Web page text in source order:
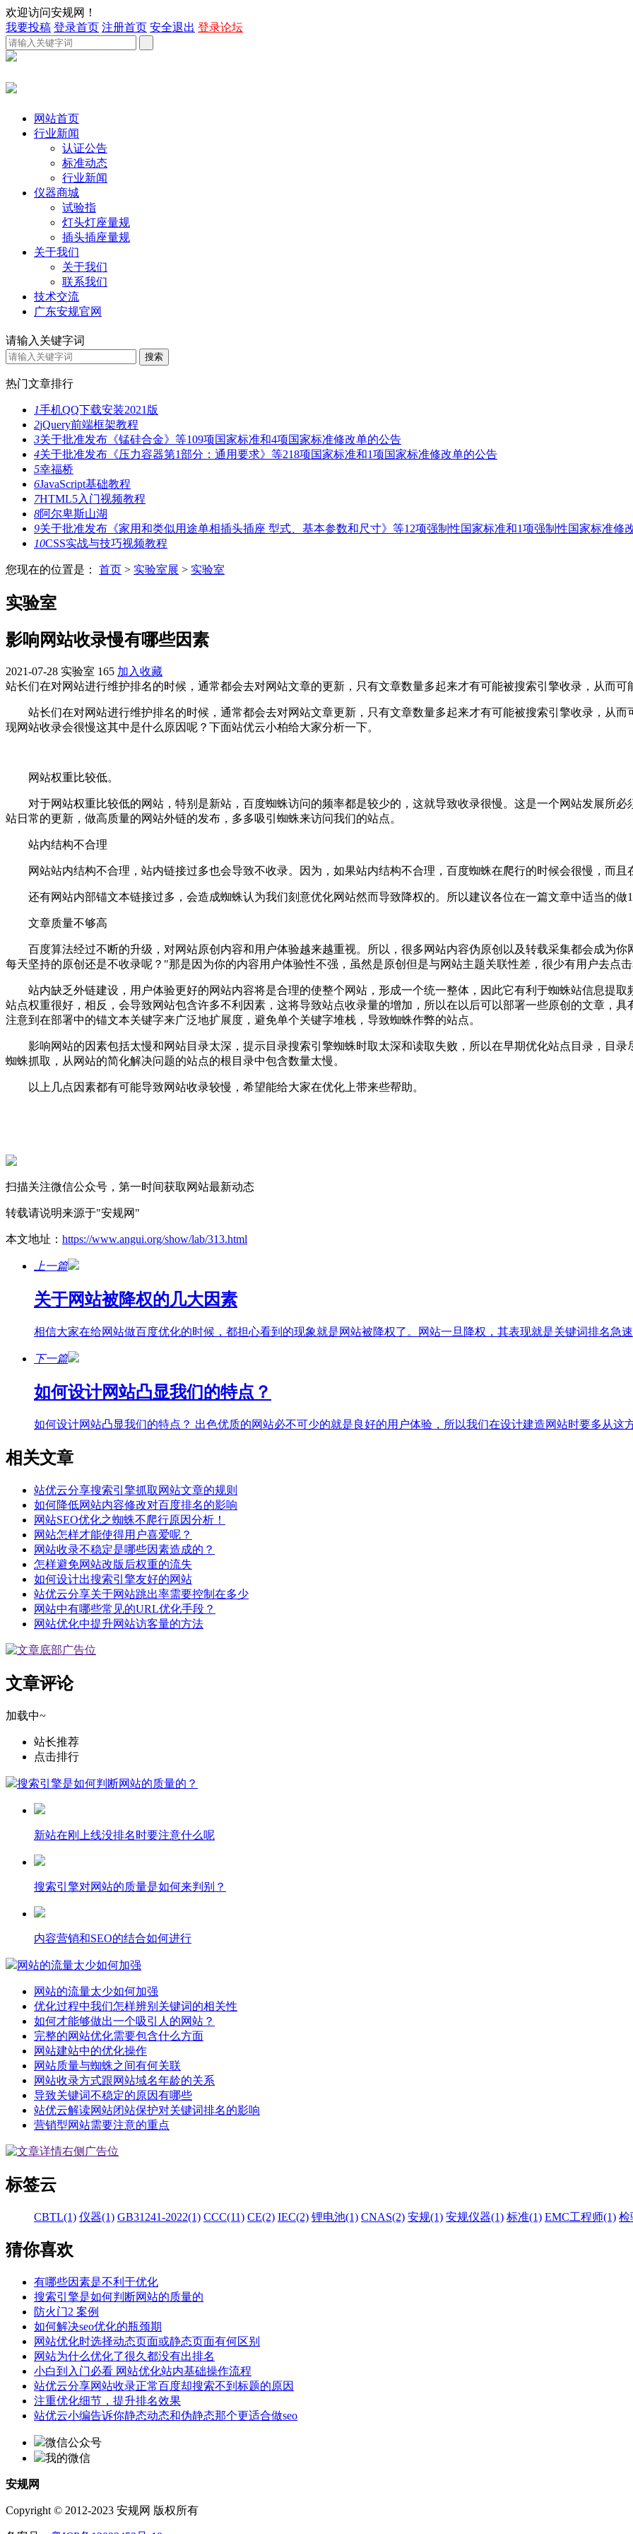
欢迎访问安规网！
我要投稿 登录首页 注册首页 安全退出 登录论坛
网站首页
行业新闻
认证公告
标准动态
行业新闻
仪器商城
试验指
灯头灯座量规
插头插座量规
关于我们
关于我们
联系我们
技术交流
广东安规官网
请输入关键字词
热门文章排行
1手机QQ下载安装2021版
2jQuery前端框架教程
3关于批准发布《锰硅合金》等109项国家标准和4项国家标准修改单的公告
4关于批准发布《压力容器第1部分：通用要求》等218项国家标准和1项国家标准修改单的公告
5幸福桥
6JavaScript基础教程
7HTML5入门视频教程
8阿尔卑斯山湖
9关于批准发布《家用和类似用途单相插头插座 型式、基本参数和尺寸》等12项强制性国家标准和1项强制性国家标准修
10CSS实战与技巧视频教程
您现在的位置是： 首页 > 实验室展 > 实验室
实验室
影响网站收录慢有哪些因素
2021-07-28 实验室 165 加入收藏
站长们在对网站进行维护排名的时候，通常都会去对网站文章的更新，只有文章数量多起来才有可能被搜索引擎收录，从而
站长们在对网站进行维护排名的时候，通常都会去对网站文章更新，只有文章数量多起来才有可能被搜索引擎收录，从而
现网站收录会很慢这其中是什么原因呢？下面站优云小柏给大家分析一下。
网站权重比较低。
对于网站权重比较低的网站，特别是新站，百度蜘蛛访问的频率都是较少的，这就导致收录很慢。这是一个网站发展所必
站日常的更新，做高质量的网站外链的发布，多多吸引蜘蛛来访问我们的站点。
站内结构不合理
网站站内结构不合理，站内链接过多也会导致不收录。因为，如果站内结构不合理，百度蜘蛛在爬行的时候会很慢，而且
还有网站内部锚文本链接过多，会造成蜘蛛认为我们刻意优化网站然而导致降权的。所以建议各位在一篇文章中适当的做1
文章质量不够高
百度算法经过不断的升级，对网站原创内容和用户体验越来越重视。所以，很多网站内容伪原创以及转载采集都会成为你
每天坚持的原创还是不收录呢？"那是因为你的内容用户体验性不强，虽然是原创但是与网站主题关联性差，很少有用户去点
站内缺乏外链建设，用户体验更好的网站内容将是合理的使整个网站，形成一个统一整体，因此它有利于蜘蛛站信息提取
站点权重很好，相反，会导致网站包含许多不利因素，这将导致站点收录量的增加，所以在以后可以部署一些原创的文章，
注意到在部署中的锚文本关键字来广泛地扩展度，避免单个关键字堆栈，导致蜘蛛作弊的站点。
影响网站的因素包括太慢和网站目录太深，提示目录搜索引擎蜘蛛时取太深和读取失败，所以在早期优化站点目录，目录
蜘蛛抓取，从网站的简化解决问题的站点的根目录中包含数量太慢。
以上几点因素都有可能导致网站收录较慢，希望能给大家在优化上带来些帮助。
扫描关注微信公众号，第一时间获取网站最新动态
转载请说明来源于"安规网"
本文地址： https://www.angui.org/show/lab/313.html
上一篇
关于网站被降权的几大因素
相信大家在给网站做百度优化的时候，都担心看到的现象就是网站被降权了。网站一旦降权，其表现就是关键词排名急
下一篇
如何设计网站凸显我们的特点？
如何设计网站凸显我们的特点？ 出色优质的网站必不可少的就是良好的用户体验，所以我们在设计建造网站时要多从这
相关文章
站优云分享搜索引擎抓取网站文章的规则
如何降低网站内容修改对百度排名的影响
网站SEO优化之蜘蛛不爬行原因分析！
网站怎样才能使得用户喜爱呢？
网站收录不稳定是哪些因素造成的？
怎样避免网站改版后权重的流失
如何设计出搜索引擎友好的网站
站优云分享关于网站跳出率需要控制在多少
网站中有哪些常见的URL优化手段？
网站优化中提升网站访客量的方法
文章评论
加载中~
站长推荐
点击排行
搜索引擎是如何判断网站的质量的？
新站在刚上线没排名时要注意什么呢
搜索引擎对网站的质量是如何来判别？
内容营销和SEO的结合如何进行
网站的流量太少如何加强
网站的流量太少如何加强
优化过程中我们怎样辨别关键词的相关性
如何才能够做出一个吸引人的网站？
完整的网站优化需要包含什么方面
网站建站中的优化操作
网站质量与蜘蛛之间有何关联
网站收录方式跟网站域名年龄的关系
导致关键词不稳定的原因有哪些
站优云解读网站闭站保护对关键词排名的影响
营销型网站需要注意的重点
标签云
CBTL(1) 仪器(1) GB31241-2022(1) CCC(11) CE(2) IEC(2) 锂电池(1) CNAS(2) 安规(1) 安规仪器(1) 标准(1) EMC工程师(1) 检
猜你喜欢
有哪些因素是不利于优化
搜索引擎是如何判断网站的质量的
防火门2 案例
如何解决seo优化的瓶颈期
网站优化时选择动态页面或静态页面有何区别
网站为什么优化了很久都没有出排名
小白到入门必看 网站优化站内基础操作流程
站优云分享网站收录正常百度却搜索不到标题的原因
注重优化细节，提升排名效果
站优云小编告诉你静态动态和伪静态那个更适合做seo
微信公众号
我的微信
安规网
Copyright © 2012-2023 安规网 版权所有